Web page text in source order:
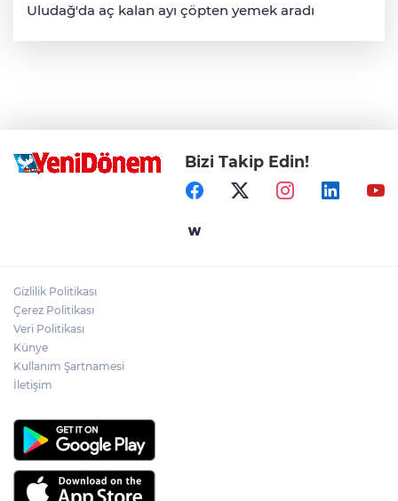
Uludağ'da aç kalan ayı çöpten yemek aradı
Bizi Takip Edin!
Gizlilik Politikası
Çerez Politikası
Veri Politikası
Künye
Kullanım Şartnamesi
İletişim